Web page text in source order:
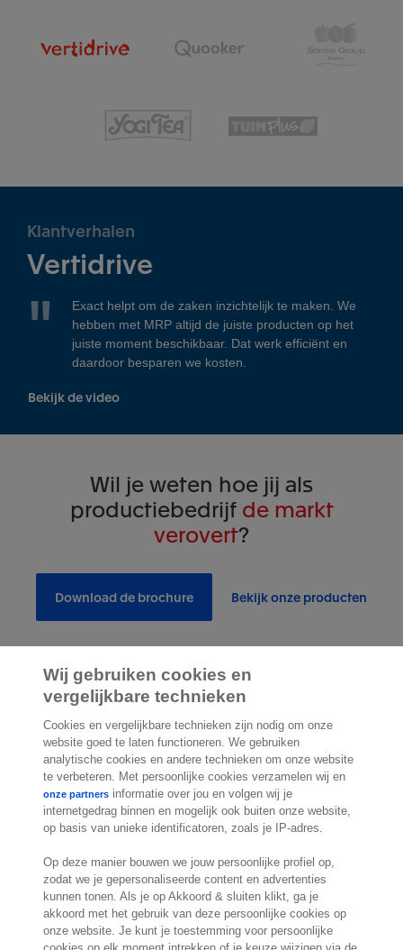
Klantverhalen
Vertidrive
Exact helpt om de zaken inzichtelijk te maken. We
hebben met MRP altijd de juiste producten op het
juiste moment beschikbaar. Dat werk efficiënt en
daardoor besparen we kosten.
Bekijk de video
Wil je weten hoe jij als
productiebedrijf de markt
verovert?
Download de brochure Bekijk onze producten
2.000 specialistenstaan klaar om je te
helpen
Contact
Molengraaffsingel 33
2629 JD Delft
Nederland
Locatie
Wij gebruiken cookies en
vergelijkbare technieken
Cookies en vergelijkbare technieken zijn nodig om onze
website goed te laten functioneren. We gebruiken
analytische cookies en andere technieken om onze website
te verbeteren. Met persoonlijke cookies verzamelen wij en
onze partners informatie over jou en volgen wij je
internetgedrag binnen en mogelijk ook buiten onze website,
op basis van unieke identificatoren, zoals je IP-adres.
Op deze manier bouwen we jouw persoonlijke profiel op,
zodat we je gepersonaliseerde content en advertenties
kunnen tonen. Als je op Akkoord & sluiten klikt, ga je
akkoord met het gebruik van deze persoonlijke cookies op
onze website. Je kunt je toestemming voor persoonlijke